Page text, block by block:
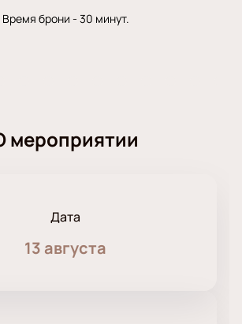
Время брони - 30 минут.
мероприятии
Дата
13 августа